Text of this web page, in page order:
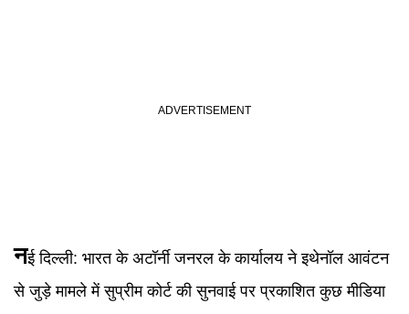
नई दिल्ली: भारत के अटॉर्नी जनरल के कार्यालय ने इथेनॉल आवंटन
से जुड़े मामले में सुप्रीम कोर्ट की सुनवाई पर प्रकाशित कुछ मीडिया